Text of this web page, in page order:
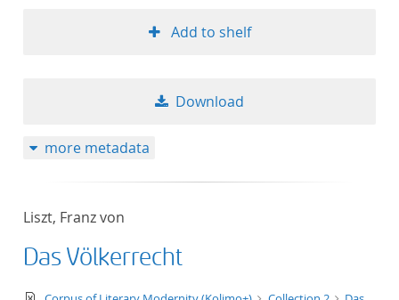
Add to shelf
Download
more metadata
Liszt, Franz von
Das Völkerrecht